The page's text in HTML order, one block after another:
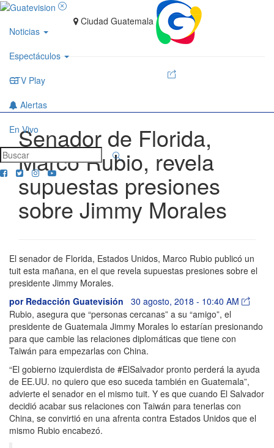
Noticias
Espectáculos
GTV Play
Alertas
En Vivo
Ciudad Guatemala
Senador de Florida,
Marco Rubio, revela
supuestas presiones
sobre Jimmy Morales
El senador de Florida, Estados Unidos, Marco Rubio publicó un
tuit esta mañana, en el que revela supuestas presiones sobre el
presidente Jimmy Morales.
por Redacción Guatevisión
30 agosto, 2018 - 10:40 AM
Rubio, asegura que “personas cercanas” a su “amigo”, el
presidente de Guatemala Jimmy Morales lo estarían presionando
para que cambie las relaciones diplomáticas que tiene con
Taiwán para empezarlas con China.
“El gobierno izquierdista de #ElSalvador pronto perderá la ayuda
de EE.UU. no quiero que eso suceda también en Guatemala”,
advierte el senador en el mismo tuit. Y es que cuando El Salvador
decidió acabar sus relaciones con Taiwán para tenerlas con
China, se convirtió en una afrenta contra Estados Unidos que el
mismo Rubio encabezó.